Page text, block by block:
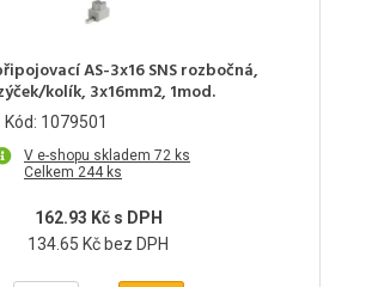
AS-3x16 SNS rozbočná,
kolík, 3x16mm2, 1mod.
Kód: 1079501
V e-shopu skladem 72 ks
Celkem 244 ks
162.93 Kč s DPH
134.65 Kč bez DPH